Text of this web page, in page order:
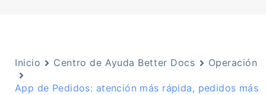
Inicio Centro de Ayuda Better Docs Operación
App de Pedidos: atención más rápida, pedidos más